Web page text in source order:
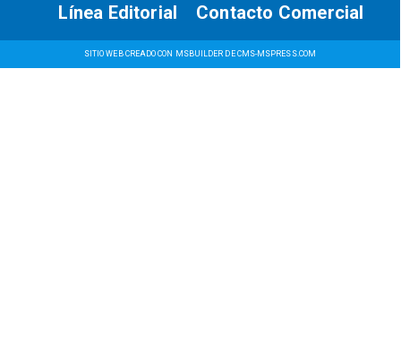
SITIO WEB CREADO CON MSBUILDER DE CMS-MSPRESS.COM
Contacto Comercial
Línea Editorial